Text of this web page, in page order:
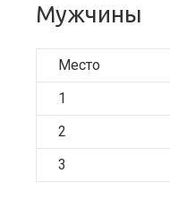
Мужчины
Место
1
2
3